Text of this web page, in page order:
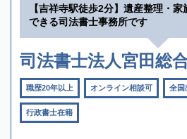
【吉祥寺駅徒歩2分】遺産整理・
できる司法書士事務所です
司法書士法人宮田総
職歴20年以上 オンライン相談可 全国
行政書士在籍